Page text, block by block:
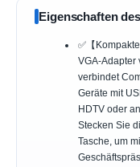
Eigenschaften
✅【
VGA-Adapter
verbindet
Geräte mit
HDTV oder
Stecken Sie
Tasche, um